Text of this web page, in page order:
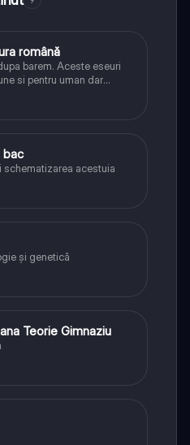
română
barem. Aceste eseuri
si pentru uman dar
si caracrerizarile.
bac
schematizarea acestuia
și genetică
Teorie Gimnaziu